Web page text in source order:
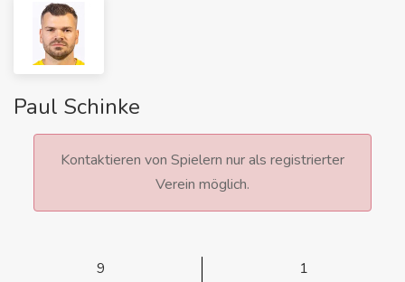
Paul Schinke
Kontaktieren von Spielern nur als registrierter
Verein möglich.
9
1